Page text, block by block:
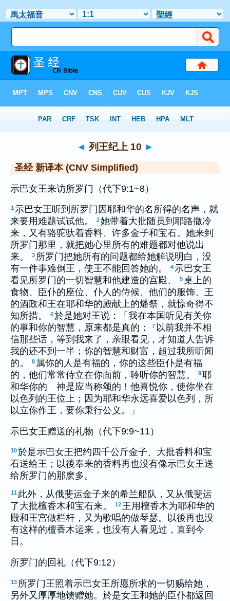
> 列王纪上 10
◄ 列王纪上 10 ►
圣经 新译本 (CNV Simplified)
示巴女王来访所罗门（代下9:1~8）
1示巴女王听到所罗门因耶和华的名所得的名声，就
来要用难题试试他。
2她带着大批随员到耶路撒冷
来，又有骆驼驮着香料、许多金子和宝石。她来到
所罗门那里，就把她心里所有的难题都对他说出
来。
3 所罗门把她所有的问题都给她解说明白，没
有一件事难倒王，使王不能回答她的。
4示巴女王
看见所罗门的一切智慧和他建造的宫殿、
5桌上的
食物、臣仆的座位、仆人的侍候、他们的服饰、王
的酒政和王在耶和华的殿献上的燔祭，就惊奇得不
知所措。
6於是她对王说：「我在本国听见有关你
的事和你的智慧，原来都是真的；
7 以前我并不相
信那些话，等到我来了，亲眼看见，才知道人告诉
我的还不到一半；你的智慧和财富，超过我所听闻
的。
8 属你的人是有福的，你的这些臣仆是有福
的，他们常常侍立在你面前，聆听你的智慧。
9耶
和华你的 神是应当称颂的！他喜悦你，使你坐在
以色列的王位上；因为耶和华永远喜爱以色列，所
以立你作王，要你秉行公义。」
示巴女王赠送的礼物（代下9:9~11）
10於是示巴女王把约四千公斤金子、大批香料和宝
石送给王；以後奉来的香料再也没有像示巴女王送
给所罗门的那麽多。
11 此外，从俄斐运金子来的希兰船队，又从俄斐运
了大批檀香木和宝石来。
12王用檀香木为耶和华的
殿和王宫做栏杆，又为歌唱的做琴瑟。以後再也没
有这样的檀香木运来，也没有人看见过，直到今
日。
所罗门的回礼（代下9:12）
13 所罗门王照着示巴女王所愿所求的一切赐给她，
另外又厚厚地馈赠她。於是女王和她的臣仆都返回